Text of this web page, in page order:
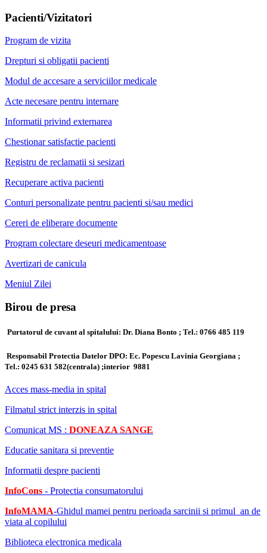
Pacienti/Vizitatori
Program de vizita
Drepturi si obligatii pacienti
Modul de accesare a serviciilor medicale
Acte necesare pentru internare
Informatii privind externarea
Chestionar satisfactie pacienti
Registru de reclamatii si sesizari
Recuperare activa pacienti
Conturi personalizate pentru pacienti si/sau medici
Cereri de eliberare documente
Program colectare deseuri medicamentoase
Avertizari de canicula
Meniul Zilei
Birou de presa
Purtatorul de cuvant al spitalului: Dr. Diana Bonto ; Tel.: 0766 485 119
Responsabil Protectia Datelor DPO: Ec. Popescu Lavinia Georgiana ;
Tel.: 0245 631 582(centrala) ;interior 9881
Acces mass-media in spital
Filmatul strict interzis in spital
Comunicat MS : DONEAZA SANGE
Educatie sanitara si preventie
Informatii despre pacienti
InfoCons - Protectia consumatorului
InfoMAMA-Ghidul mamei pentru perioada sarcinii si primul an de
viata al copilului
Biblioteca electronica medicala
fi
ca
persoană
umană,
fără
nici
discriminare.
Pacientul
are
de
fi
asupra
şi
obiceiurilor
pe
care
trebuie
să
le
pe
spitalizării.
Pacientul
are
dreptul
informat
stării
de
intervenţiilor
propuse,